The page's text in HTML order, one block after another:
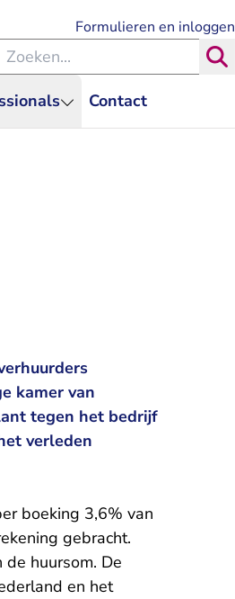
Contact
Formulieren en inloggen
binnen de Rechtspraak
kamer van
tegen het bedrijf
verleden
boeking 3,6% van
gebracht.
huursom. De
en het